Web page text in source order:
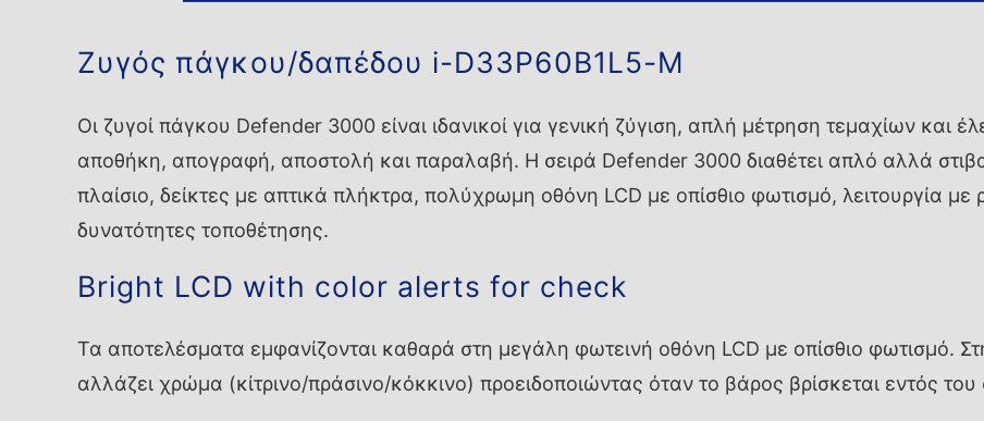
Ζυγός πάγκου/δαπέδου i-D33P60B1L5-M
Οι ζυγοί πάγκου Defender 3000 είναι ιδανικοί για γενική ζύγιση, απλή μέτρηση τεμαχίων
αποθήκη, απογραφή, αποστολή και παραλαβή. Η σειρά Defender 3000 διαθέτει απλό αλλά
πλαίσιο, δείκτες με απτικά πλήκτρα, πολύχρωμη οθόνη LCD με οπίσθιο φωτισμό, λειτουργία με
δυνατότητες τοποθέτησης.
Bright LCD with color alerts for check
Τα αποτελέσματα εμφανίζονται καθαρά στη μεγάλη φωτεινή οθόνη LCD με οπίσθιο φωτισμό.
αλλάζει χρώμα (κίτρινο/πράσινο/κόκκινο) προειδοποιώντας όταν το βάρος βρίσκεται εντός του